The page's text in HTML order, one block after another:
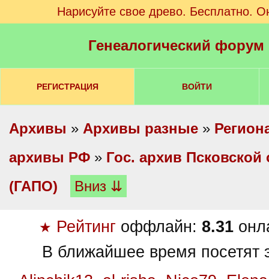
Нарисуйте свое древо. Бесплатно.
Генеалогический
РЕГИСТРАЦИЯ ВОЙТИ
Архивы » Архивы разные »
архивы РФ » Гос. архив Псковской
(ГАПО)
Вниз ⇊
★ Рейтинг оффлайн: 8.31
В ближайшее время посетят